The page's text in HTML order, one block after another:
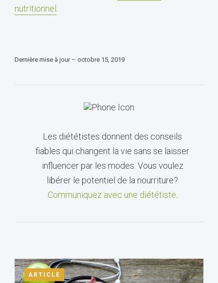
nutritionnel
Dernière mise à jour – octobre 15, 2019
Les diététistes donnent des conseils
fiables qui changent la vie sans se laisser
influencer par les modes. Vous voulez
libérer le potentiel de la nourriture?
Communiquez avec une diététiste
ARTICLE